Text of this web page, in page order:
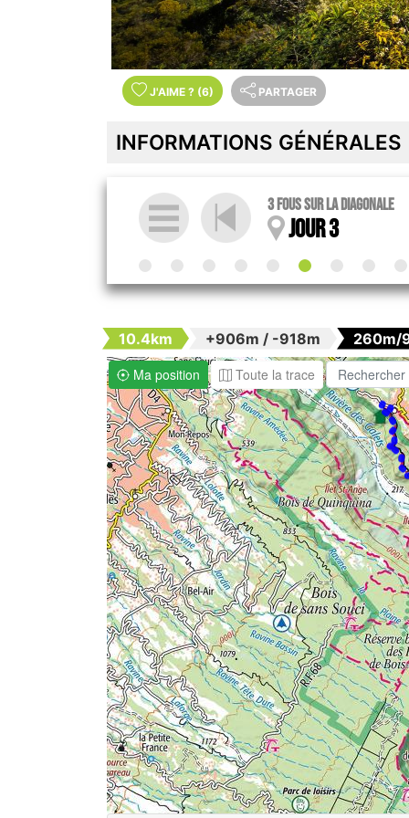
J'AIME ? (6) PARTAGER
INFORMATIONS GÉNÉRALES
3 Fous sur la diagonale
Jour 3
10.4km +906m / -918m
260m/
Ma position
Toute la trace